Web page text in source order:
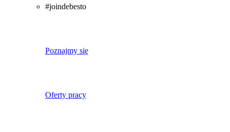
#joindebesto
Poznajmy się
Oferty pracy